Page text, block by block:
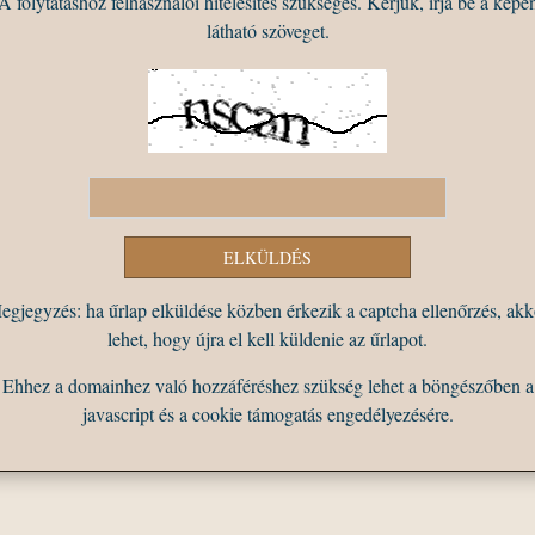
látható szöveget.
ha űrlap elküldése közben érkezik a captcha ellenőrzés,
lehet, hogy újra el kell küldenie az űrlapot.
Ehhez a domainhez való hozzáféréshez szükség lehet a böngészőben a
javascript és a cookie támogatás engedélyezésére.